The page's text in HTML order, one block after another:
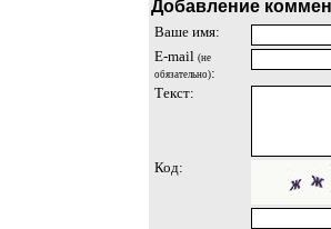
Добавление
Ваше имя:
E-mail (не
обязательно):
Текст:
Код: